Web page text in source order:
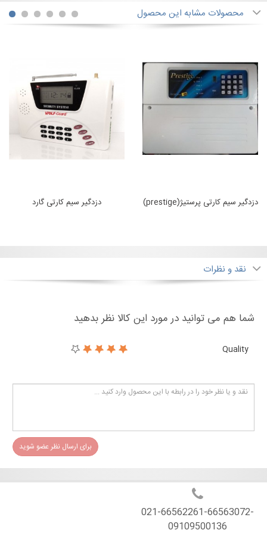
محصولات مشابه این محصول
دزدگیر سیم کارتی دزدگیر سیم کارتی پرستیژ(prestige) با نرم
نقد و نظرات
شما هم می توانید در مورد این کالا نظر بدهید
Quality
برای ارسال نظر عضو شوید
021-66562261-66563072-
09109500136